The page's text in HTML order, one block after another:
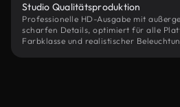
Studio Qualitätsproduktion
Professionelle HD-Ausgabe mit
scharfen Details, optimiert für alle
Farbklasse und realistischer